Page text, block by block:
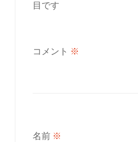
目です
コメント ※
名前 ※